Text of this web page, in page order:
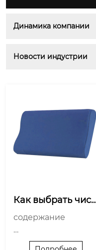
Динамика компании
Новости индустрии
Как выбрать чист
лнитель для одея
л?
содержание
Преимущества чист